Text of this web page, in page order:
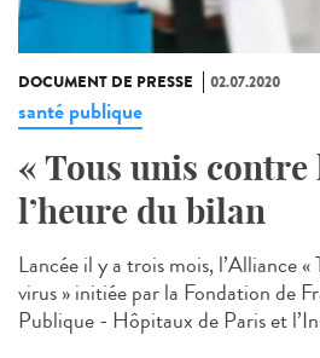
DOCUMENT DE PRESSE 02.07.2020
santé publique
« Tous unis contre
l’heure du bilan
Lancée il y a trois mois, l’Alliance
virus » initiée par la Fondation de
Publique - Hôpitaux de Paris et